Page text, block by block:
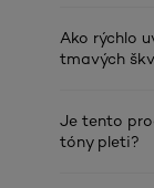
Ako rýchlo
tmavých
Je tento
tóny pleti?